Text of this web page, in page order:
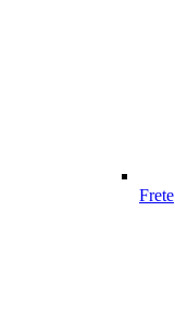
Frete